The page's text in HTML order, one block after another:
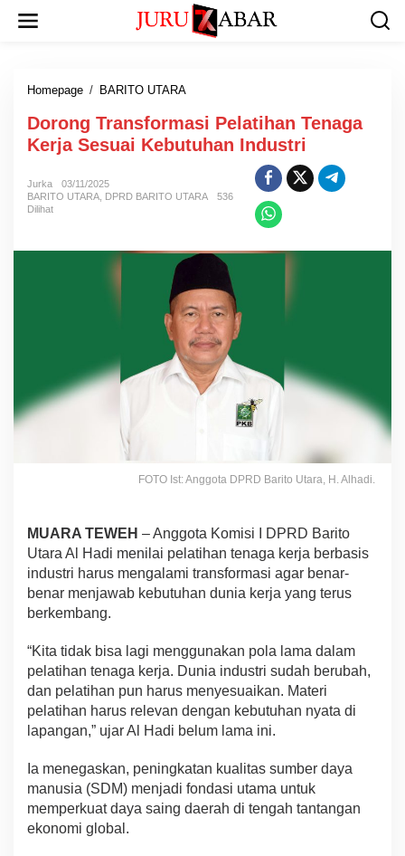
Homepage / BARITO UTARA
Dorong Transformasi Pelatihan Tenaga
Kerja Sesuai Kebutuhan Industri
Jurka
03/11/2025
BARITO UTARA DPRD BARITO UTARA
536
Dilihat
FOTO Ist: Anggota DPRD Barito Utara, H. Alhadi.
MUARA TEWEH – Anggota Komisi I DPRD Barito
Utara Al Hadi menilai pelatihan tenaga kerja berbasis
industri harus mengalami transformasi agar benar-
benar menjawab kebutuhan dunia kerja yang terus
berkembang.
“Kita tidak bisa lagi menggunakan pola lama dalam
pelatihan tenaga kerja. Dunia industri sudah berubah,
dan pelatihan pun harus menyesuaikan. Materi
pelatihan harus relevan dengan kebutuhan nyata di
lapangan,” ujar Al Hadi belum lama ini.
Ia menegaskan, peningkatan kualitas sumber daya
manusia (SDM) menjadi fondasi utama untuk
memperkuat daya saing daerah di tengah tantangan
ekonomi global.